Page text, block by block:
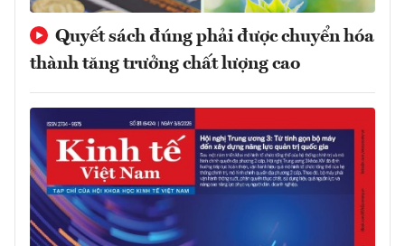
Quyết sách đúng phải được chuyển hóa
thành tăng trưởng chất lượng cao